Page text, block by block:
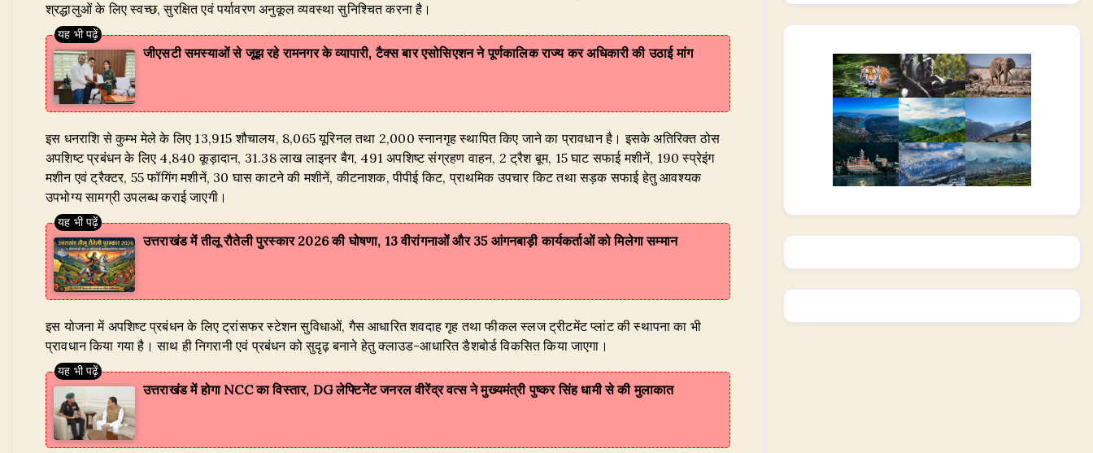
श्रद्धालुओं के लिए स्वच्छ, सुरक्षित एवं पर्यावरण अनुकूल व्यवस्था सुनिश्चित करना है।
जीएसटी समस्याओं से जूझ रहे रामनगर के व्यापारी, टैक्स बार एसोसिएशन ने पूर्णकालिक राज्य कर अधिकारी की उठाई मांग
​इस धनराशि से कुम्भ मेले के लिए 13,915 शौचालय, 8,065 यूरिनल तथा 2,000 स्नानगृह स्थापित किए जाने का प्रावधान है। इसके अतिरिक्त ठोस
अपशिष्ट प्रबंधन के लिए 4,840 कूड़ादान, 31.38 लाख लाइनर बैग, 491 अपशिष्ट संग्रहण वाहन, 2 ट्रैश बूम, 15 घाट सफाई मशीनें, 190 स्प्रेइंग
मशीन एवं ट्रैक्टर, 55 फॉगिंग मशीनें, 30 घास काटने की मशीनें, कीटनाशक, पीपीई किट, प्राथमिक उपचार किट तथा सड़क सफाई हेतु आवश्यक
उपभोग्य सामग्री उपलब्ध कराई जाएगी।
उत्तराखंड में तीलू रौतेली पुरस्कार 2026 की घोषणा, 13 वीरांगनाओं और 35 आंगनबाड़ी कार्यकर्ताओं को मिलेगा सम्मान
​इस योजना में अपशिष्ट प्रबंधन के लिए ट्रांसफर स्टेशन सुविधाओं, गैस आधारित शवदाह गृह तथा फीकल स्लज ट्रीटमेंट प्लांट की स्थापना का भी
प्रावधान किया गया है। साथ ही निगरानी एवं प्रबंधन को सुदृढ़ बनाने हेतु क्लाउड-आधारित डैशबोर्ड विकसित किया जाएगा।
उत्तराखंड में होगा NCC का विस्तार, DG लेफ्टिनेंट जनरल वीरेंद्र वत्स ने मुख्यमंत्री पुष्कर सिंह धामी से की मुलाकात